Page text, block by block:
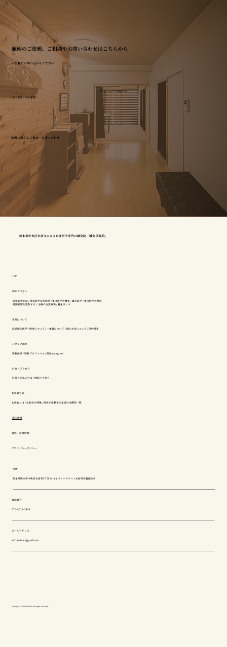
施術のご依頼、ご相談やお問い合わせはこちらから
お気軽にお問い合わせください
フォームで予約する
3分で簡単に予約申請！
施術に関するご相談・お問い合わせ
熊本市中央区水前寺にある東洋医学専門の鍼灸院「鍼灸 渓風院」
TOP
初めての方へ
東洋医学とは /東洋医学の疾病感/東洋医学の歴史/鍼灸医学/東洋医学の問診
病因病理を追及する / 治療の注意事項/養生法とは
当院について
伝統鍼灸医学/施術について /一本鍼について /鍼とお灸について / 院内風景
スタッフ紹介
院長挨拶/院長プロフィール/院長instagram
料金・アクセス
料金と支払い方法/地図アクセス
北辰会方式
北辰会とは /北辰会の特徴/院長が信頼する全国の治療所一覧
適応疾患
理念・診療時間
プライバシーポリシー
住所
熊本県熊本市中央区水前寺3丁目14-1エヴァーグリーン水前寺弐番館102
電話番号
070-9029-3453
メールアドレス
info.keihuin@gmail.com
Copyright © 2025 keihuin. All rights reserved.